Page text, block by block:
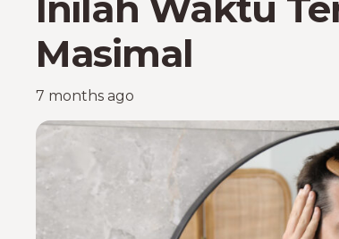
Masimal
7 months ago